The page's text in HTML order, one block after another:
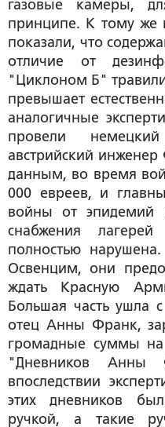
газовые камеры,
принципе. К тому же
показали, что
отличие от
"Циклоном Б"
превышает
аналогичные
провели
австрийский
данным, во время
000 евреев, и
войны от эпидемий
снабжения
полностью
Освенцим, они
ждать Красную
Большая часть ушла
отец Анны Франк,
громадные суммы на
"Дневников Анны
впоследствии
этих дневников
ручкой, а такие